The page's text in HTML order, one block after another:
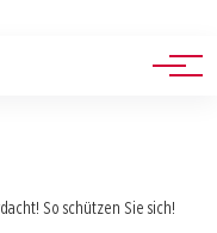
So schützen Sie sich!